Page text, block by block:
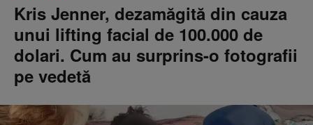
Kris Jenner, dezamăgită din cauza
unui lifting facial de 100.000 de
dolari. Cum au surprins-o fotografii
pe vedetă